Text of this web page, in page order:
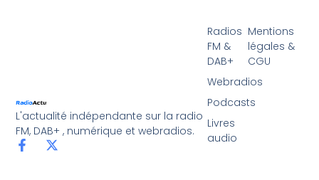
L'actualité indépendante sur la radio
FM, DAB+ , numérique et webradios.
Radios
FM &
DAB+
Webradios
Podcasts
Livres
audio
Mentions
légales &
CGU